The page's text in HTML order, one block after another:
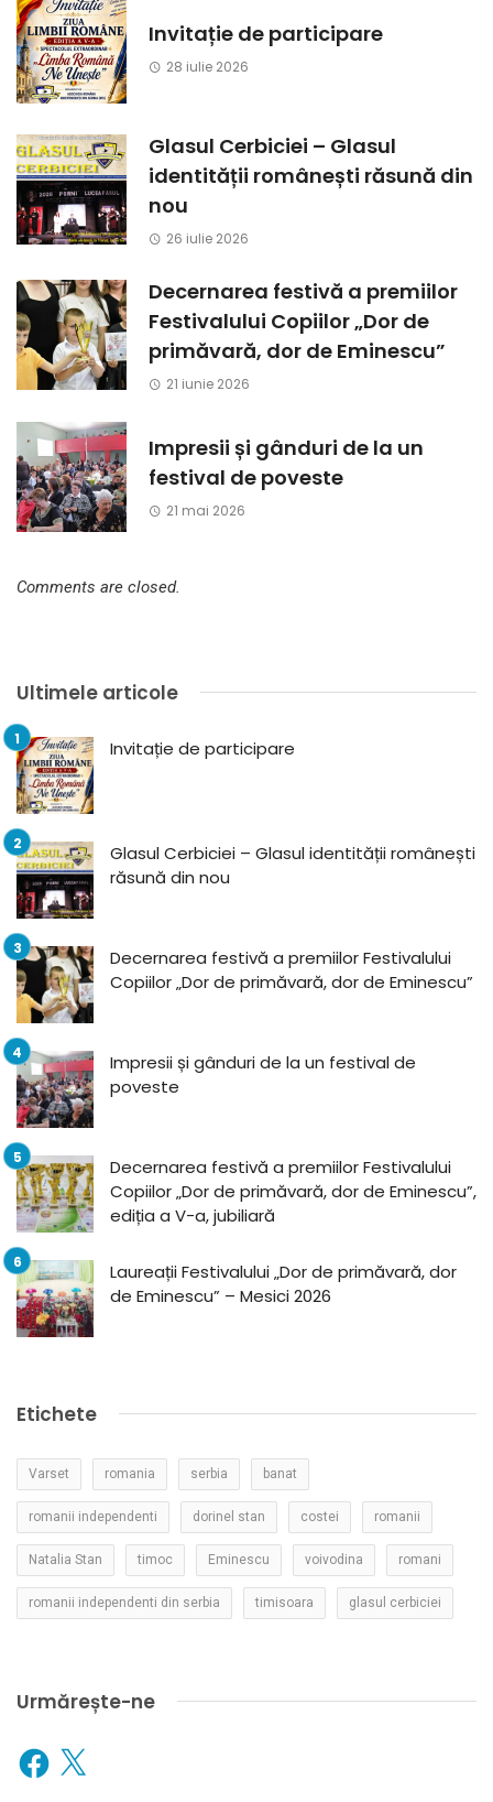
Invitație de participare
28 iulie 2026
Glasul Cerbiciei – Glasul
identității românești răsună din
nou
26 iulie 2026
Decernarea festivă a premiilor
Festivalului Copiilor „Dor de
primăvară, dor de Eminescu”
21 iunie 2026
Impresii și gânduri de la un
festival de poveste
21 mai 2026
Comments are closed.
Ultimele articole
Invitație de participare
Glasul Cerbiciei – Glasul identității românești
răsună din nou
Decernarea festivă a premiilor Festivalului
Copiilor „Dor de primăvară, dor de Eminescu”
Impresii și gânduri de la un festival de
poveste
Decernarea festivă a premiilor Festivalului
Copiilor „Dor de primăvară, dor de Eminescu”,
ediția a V-a, jubiliară
Laureații Festivalului „Dor de primăvară, dor
de Eminescu” – Mesici 2026
Etichete
Varset romania serbia banat
romanii independenti dorinel stan costei romanii
Natalia Stan timoc Eminescu voivodina romani
romanii independenti din serbia timisoara glasul cerbiciei
Urmărește-ne
Facebook
X